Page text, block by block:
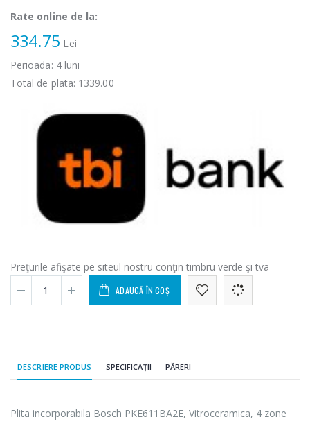
Rate online de la:
334.75 Lei
Perioada: 4luni
Total de plata: 1339.00
Preţurile afişate pe siteul nostru conţin timbru verde şi tva
ADAUGĂ ÎN COȘ
DESCRIERE PRODUS SPECIFICAȚII PĂRERI
Plita incorporabila Bosch PKE611BA2E, Vitroceramica, 4 zone